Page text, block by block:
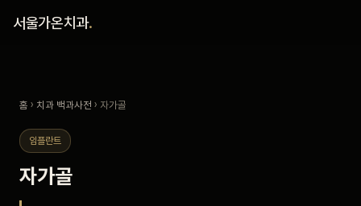
서울가온치과.
진료 안내
홈 › 치과 백과사전 › 자가골
임플란트
자가골